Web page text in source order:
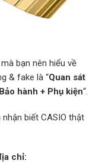
bạn nên hiểu về
& fake là “Quan sát
hành + Phụ kiện“.
biết CASIO thật
chỉ: